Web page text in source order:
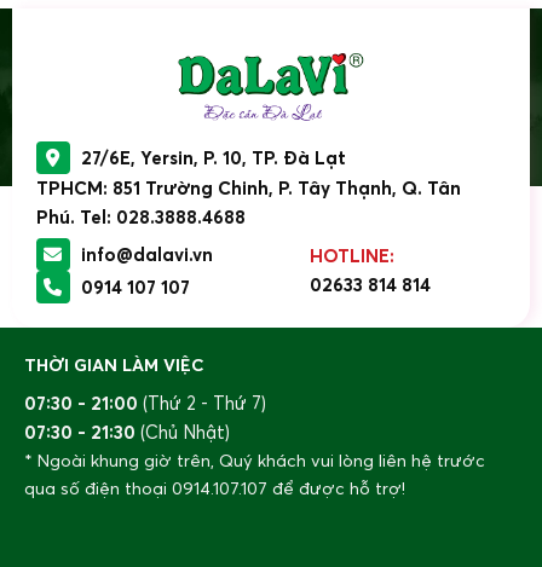
27/6E, Yersin, P. 10, TP. Đà Lạt
TPHCM: 851 Trường Chinh, P. Tây Thạnh, Q. Tân
Phú. Tel: 028.3888.4688
info@dalavi.vn
0914 107 107
HOTLINE:
02633 814 814
THỜI GIAN LÀM VIỆC
07:30 - 21:00 (Thứ 2 - Thứ 7)
07:30 - 21:30 (Chủ Nhật)
* Ngoài khung giờ trên, Quý khách vui lòng liên hệ trước
qua số điện thoại 0914.107.107 để được hỗ trợ!